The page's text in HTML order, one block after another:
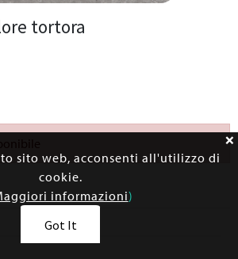
tortora
sito web, acconsenti all'utilizzo di
cookie.
informazioni)
Got It